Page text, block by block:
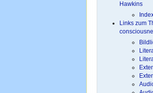
Hawkins
Links zum